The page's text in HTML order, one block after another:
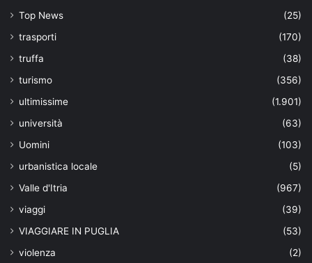
Top News
(25)
trasporti
(170)
truffa
(38)
turismo
(356)
ultimissime
(1.901)
università
(63)
Uomini
(103)
urbanistica locale
(5)
Valle d'Itria
(967)
viaggi
(39)
VIAGGIARE IN PUGLIA
(53)
violenza
(2)